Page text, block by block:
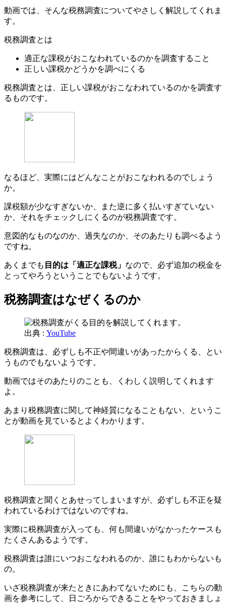
動画では、そんな税務調査についてやさしく解説してくれま
す。
税務調査とは
適正な課税がおこなわれているのかを調査すること
正しい課税かどうかを調べにくる
税務調査とは、正しい課税がおこなわれているのかを調査す
るものです。
なるほど、実際にはどんなことがおこなわれるのでしょう
か。
課税額が少なすぎないか、また逆に多く払いすぎていない
か、それをチェックしにくるのが税務調査です。
意図的なものなのか、過失なのか、そのあたりも調べるよう
ですね。
あくまでも 目的は「適正な課税」 なので、必ず追加の税金を
とってやろうということでもないようです。
税務調査はなぜくるのか
出典 : YouTube
税務調査は、必ずしも不正や間違いがあったからくる、とい
うものでもないようです。
動画ではそのあたりのことも、くわしく説明してくれます
よ。
あまり税務調査に関して神経質になることもない、というこ
とが動画を見ているとよくわかります。
税務調査と聞くとあせってしまいますが、必ずしも不正を疑
われているわけではないのですね。
実際に税務調査が入っても、何も間違いがなかったケースも
たくさんあるようです。
税務調査は誰にいつおこなわれるのか、誰にもわからないも
の。
いざ税務調査が来たときにあわてないためにも、こちらの動
画を参考にして、日ごろからできることをやっておきましょ